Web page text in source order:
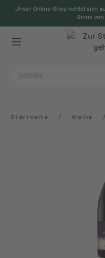
springen
Unser Online-Shop richtet sich
Sinne von
Startseite / Weine /